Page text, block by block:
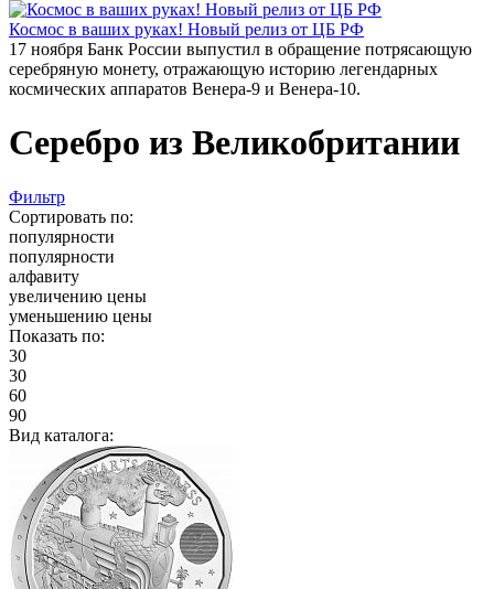
Космос в ваших руках! Новый релиз от ЦБ РФ
17 ноября Банк России выпустил в обращение потрясающую
серебряную монету, отражающую историю легендарных
космических аппаратов Венера-9 и Венера-10.
Серебро из Великобритании
Фильтр
Сортировать по:
популярности
популярности
алфавиту
увеличению цены
уменьшению цены
Показать по:
30
30
60
90
Вид каталога: